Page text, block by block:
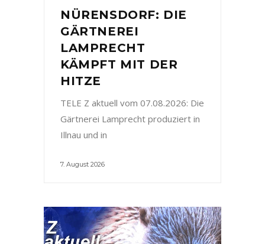
NÜRENSDORF: DIE
GÄRTNEREI
LAMPRECHT
KÄMPFT MIT DER
HITZE
TELE Z aktuell vom 07.08.2026: Die
Gärtnerei Lamprecht produziert in
Illnau und in
7. August 2026